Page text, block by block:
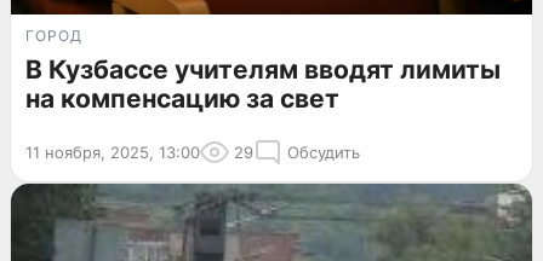
ГОРОД
В Кузбассе учителям вводят лимиты
на компенсацию за свет
11 ноября, 2025, 13:00 29 Обсудить